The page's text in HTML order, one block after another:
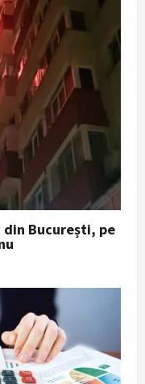
București, pe